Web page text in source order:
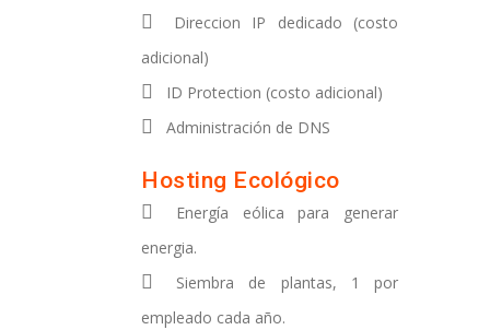
Direccion IP dedicado (costo
adicional)
ID Protection (costo adicional)
Administración de DNS
Hosting Ecológico
Energía eólica para generar
energia.
Siembra de plantas, 1 por
empleado cada año.